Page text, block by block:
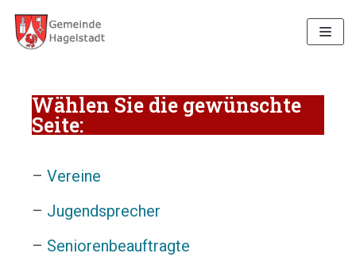
Zum
Inhalt
Wählen Sie die gewünschte
Seite:
– Vereine
– Jugendsprecher
– Seniorenbeauftragte